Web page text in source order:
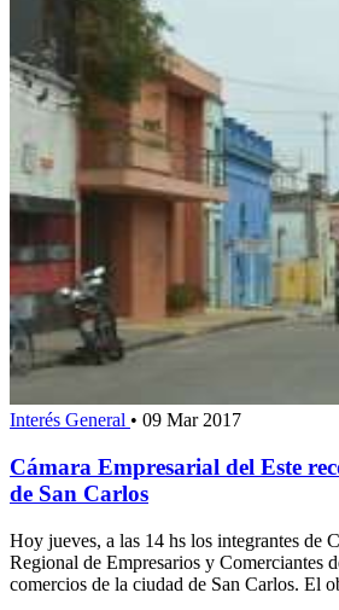
Interés General • 09 Mar 2017
Cámara Empresarial del Este
de San Carlos
Hoy jueves, a las 14 hs los integrantes de
Regional de Empresarios y Comerciantes
comercios de la ciudad de San Carlos. El